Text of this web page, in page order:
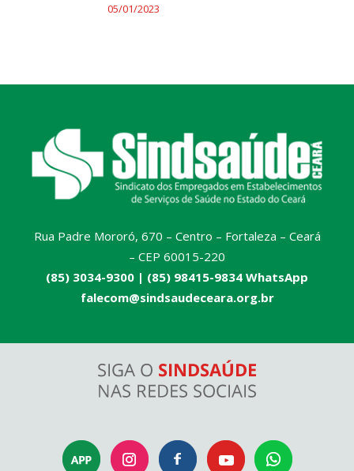
05/01/2023
Rua Padre Mororó, 670 – Centro – Fortaleza – Ceará
– CEP 60015-220
(85) 3034-9300 | (85) 98415-9834 WhatsApp
falecom@sindsaudeceara.org.br